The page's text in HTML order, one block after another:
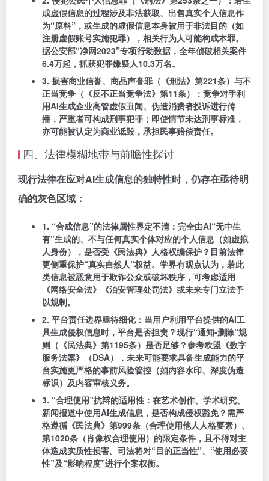
成虚假信息的过程涉及非法获取、出售真实个人信息作
为“原料”，或生成的虚假信息本身被用于非法目的（如
注册虚假账号实施犯罪），相关行为人可能构成本罪。
据公安部“净网2023”专项行动数据，全年侦破相关案件
6.4万起，抓获犯罪嫌疑人10.3万名。
3. 损害商业信誉、商品声誉罪（《刑法》第221条）与不
正当竞争（《反不正当竞争法》第11条）
：竞争对手利
用AI生成企业高管虚假丑闻、伪造消费者投诉进行传
播，严重者可构成刑事犯罪；即使情节未达刑事标准，
亦可能被认定为商业诋毁，承担民事赔偿责任。
四、法律模糊地带与前瞻性探讨
现行法律在应对AI生成信息的独特性时，仍存在亟待明
确的灰色区域：
1. “合成信息”的法律属性界定不清 ：完全由AI“无中生
有”生成的、不与任何真实个体对应的个人信息（如虚拟
人身份），是否受《民法典》人格权编保护？目前法律
更侧重保护“真实自然人”权益。学界有观点认为，若此
类信息被恶意用于欺诈公众或破坏秩序，可考虑适用
《网络安全法》《治安管理处罚法》或未来专门立法予
以规制。
2. 平台责任边界亟待细化：当用户利用平台提供的AI工
具生成侵权信息时，平台是否担责？现行“通知-删除”规
则（《民法典》第1195条）是否足够？参考欧盟《数字
服务法案》（DSA），未来可能要求具备生成能力的平
台实施更严格的事前风险管控（如内容水印、深度伪造
标识）及内容审核义务。
3. “合理使用”抗辩的适用性 ：在艺术创作、学术研究、
新闻报道中使用AI生成信息，是否构成侵权豁免？需严
格遵循《民法典》第999条（合理使用他人人格要素）、
第1020条（肖像权合理使用）的限定条件，且不得对主
体造成实质性损害。司法将对“目的正当性”、“使用必要
性”及“影响程度”进行个案权衡。